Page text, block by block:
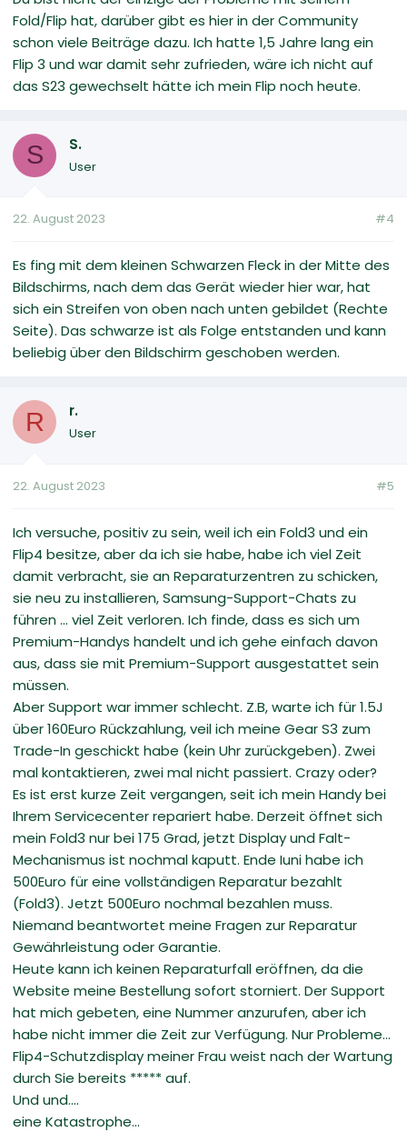
Fold/Flip hat, darüber gibt es hier in der Community
schon viele Beiträge dazu. Ich hatte 1,5 Jahre lang ein
Flip 3 und war damit sehr zufrieden, wäre ich nicht auf
das S23 gewechselt hätte ich mein Flip noch heute.
S S.
User
22. August 2023 #4
Es fing mit dem kleinen Schwarzen Fleck in der Mitte des
Bildschirms, nach dem das Gerät wieder hier war, hat
sich ein Streifen von oben nach unten gebildet (Rechte
Seite). Das schwarze ist als Folge entstanden und kann
beliebig über den Bildschirm geschoben werden.
R r.
User
22. August 2023 #5
Ich versuche, positiv zu sein, weil ich ein Fold3 und ein
Flip4 besitze, aber da ich sie habe, habe ich viel Zeit
damit verbracht, sie an Reparaturzentren zu schicken,
sie neu zu installieren, Samsung-Support-Chats zu
führen ... viel Zeit verloren. Ich finde, dass es sich um
Premium-Handys handelt und ich gehe einfach davon
aus, dass sie mit Premium-Support ausgestattet sein
müssen.
Aber Support war immer schlecht. Z.B, warte ich für 1.5J
über 160Euro Rückzahlung, veil ich meine Gear S3 zum
Trade-In geschickt habe (kein Uhr zurückgeben). Zwei
mal kontaktieren, zwei mal nicht passiert. Crazy oder?
Es ist erst kurze Zeit vergangen, seit ich mein Handy bei
Ihrem Servicecenter repariert habe. Derzeit öffnet sich
mein Fold3 nur bei 175 Grad, jetzt Display und Falt-
Mechanismus ist nochmal kaputt. Ende Iuni habe ich
500Euro für eine vollständigen Reparatur bezahlt
(Fold3). Jetzt 500Euro nochmal bezahlen muss.
Niemand beantwortet meine Fragen zur Reparatur
Gewährleistung oder Garantie.
Heute kann ich keinen Reparaturfall eröffnen, da die
Website meine Bestellung sofort storniert. Der Support
hat mich gebeten, eine Nummer anzurufen, aber ich
habe nicht immer die Zeit zur Verfügung. Nur Probleme...
Flip4-Schutzdisplay meiner Frau weist nach der Wartung
durch Sie bereits ***** auf.
Und und....
eine Katastrophe...